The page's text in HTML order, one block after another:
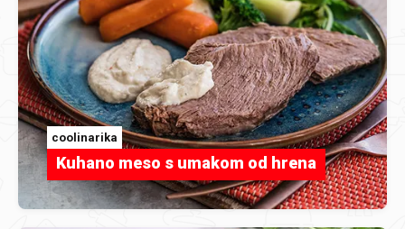
coolinarika
Kuhano meso s umakom od hrena